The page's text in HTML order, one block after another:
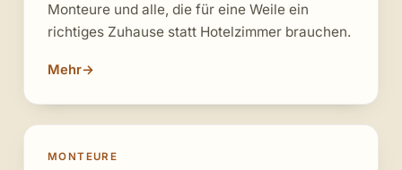
Monteure und alle, die für eine Weile ein
richtiges Zuhause statt Hotelzimmer brauchen.
Mehr→
MONTEURE